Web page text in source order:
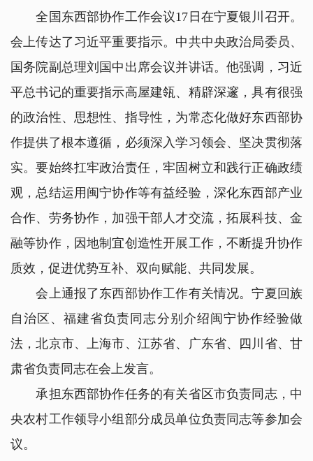
全国东西部协作工作会议17日在宁夏银川召开。
会上传达了习近平重要指示。中共中央政治局委员、
国务院副总理刘国中出席会议并讲话。他强调，习近
平总书记的重要指示高屋建瓴、精辟深邃，具有很强
的政治性、思想性、指导性，为常态化做好东西部协
作提供了根本遵循，必须深入学习领会、坚决贯彻落
实。要始终扛牢政治责任，牢固树立和践行正确政绩
观，总结运用闽宁协作等有益经验，深化东西部产业
合作、劳务协作，加强干部人才交流，拓展科技、金
融等协作，因地制宜创造性开展工作，不断提升协作
质效，促进优势互补、双向赋能、共同发展。
会上通报了东西部协作工作有关情况。宁夏回族
自治区、福建省负责同志分别介绍闽宁协作经验做
法，北京市、上海市、江苏省、广东省、四川省、甘
肃省负责同志在会上发言。
承担东西部协作任务的有关省区市负责同志，中
央农村工作领导小组部分成员单位负责同志等参加会
议。